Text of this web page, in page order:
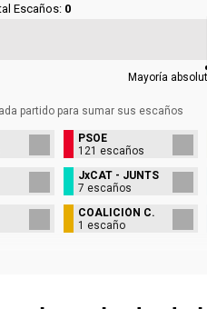
Escaños: 0
Mayoría
partido para sumar sus escaños
PSOE
121 escaños
JxCAT - JUNTS
7 escaños
COALICIÓN C.
1 escaño